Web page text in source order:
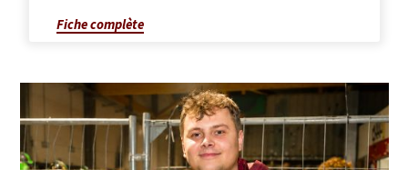
ClaessenFiche complète
la
fiche
complète